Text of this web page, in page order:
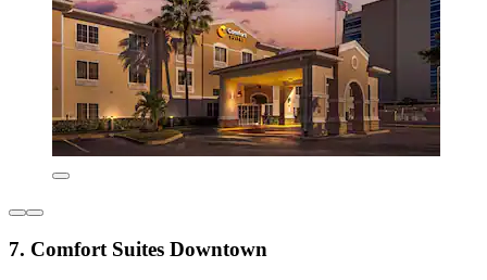
7. Comfort Suites Downtown